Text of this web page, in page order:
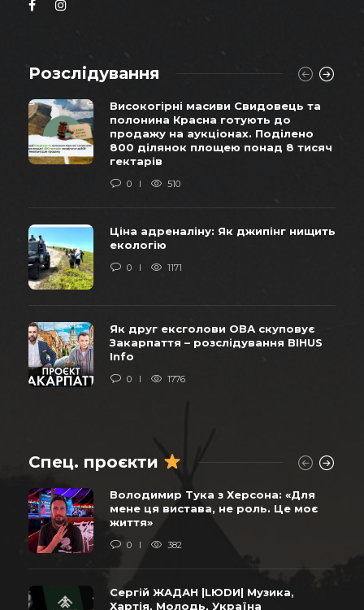
Розслідування
Високогірні масиви Свидовець та
полонина Красна готують до
продажу на аукціонах. Поділено
800 ділянок площею понад 8 тисяч
гектарів
0 510
Ціна адреналіну: Як джипінг нищить
екологію
0 1171
Як друг ексголови ОВА скуповує
Закарпаття – розслідування BIHUS
Info
0 1776
Спец. проєкти
Володимир Тука з Херсона: «Для
мене ця вистава, не роль. Це моє
життя»
0 382
Сергій ЖАДАН |LЮDИ| Музика,
Хартія, Молодь, Україна